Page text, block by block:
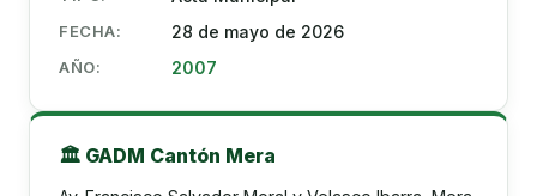
FECHA: 28 de mayo de 2026
AÑO: 2007
🏛️ GADM Cantón Mera